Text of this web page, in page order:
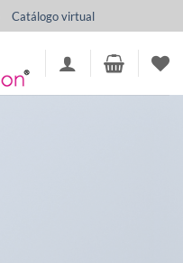
Catálogo virtual